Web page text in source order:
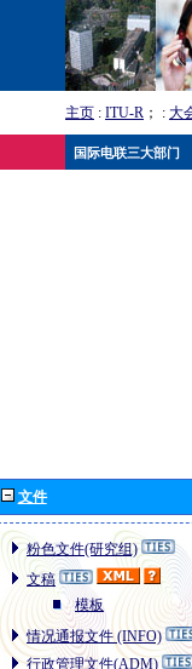
主页 : ITU-R ； : 大
文件
粉色文件(研究组)
文稿
模板
情况通报文件 (INFO)
行政管理文件(ADM)
国际电联三大部门